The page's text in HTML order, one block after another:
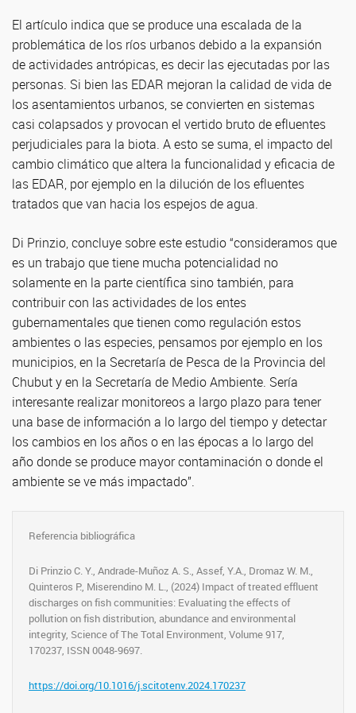
El artículo indica que se produce una escalada de la
problemática de los ríos urbanos debido a la expansión
de actividades antrópicas, es decir las ejecutadas por las
personas. Si bien las EDAR mejoran la calidad de vida de
los asentamientos urbanos, se convierten en sistemas
casi colapsados y provocan el vertido bruto de efluentes
perjudiciales para la biota. A esto se suma, el impacto del
cambio climático que altera la funcionalidad y eficacia de
las EDAR, por ejemplo en la dilución de los efluentes
tratados que van hacia los espejos de agua.
Di Prinzio, concluye sobre este estudio “consideramos que
es un trabajo que tiene mucha potencialidad no
solamente en la parte científica sino también, para
contribuir con las actividades de los entes
gubernamentales que tienen como regulación estos
ambientes o las especies, pensamos por ejemplo en los
municipios, en la Secretaría de Pesca de la Provincia del
Chubut y en la Secretaría de Medio Ambiente. Sería
interesante realizar monitoreos a largo plazo para tener
una base de información a lo largo del tiempo y detectar
los cambios en los años o en las épocas a lo largo del
año donde se produce mayor contaminación o donde el
ambiente se ve más impactado”.
Referencia bibliográfica
Di Prinzio C. Y., Andrade-Muñoz A. S., Assef, Y.A., Dromaz W. M.,
Quinteros P., Miserendino M. L., (2024) Impact of treated effluent
discharges on fish communities: Evaluating the effects of
pollution on fish distribution, abundance and environmental
integrity, Science of The Total Environment, Volume 917,
170237, ISSN 0048-9697.
https://doi.org/10.1016/j.scitotenv.2024.170237